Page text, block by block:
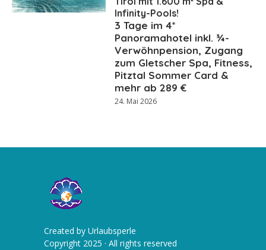
Infinity-Pools!
3 Tage im 4*
Panoramahotel inkl. ¾-
Verwöhnpension, Zugang
zum Gletscher Spa, Fitness,
Pitztal Sommer Card &
mehr ab 289 €
24. Mai 2026
Created by Urlaubsperle
Copyright 2025 · All rights reserved